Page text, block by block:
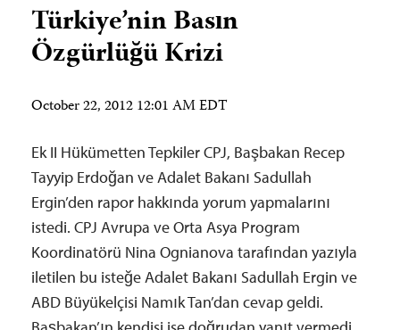
Türkiye’nin Basın
Özgürlüğü Krizi
October 22, 2012 12:01 AM EDT
Ek II Hükümetten Tepkiler CPJ, Başbakan Recep
Tayyip Erdoğan ve Adalet Bakanı Sadullah
Ergin’den rapor hakkında yorum yapmalarını
istedi. CPJ Avrupa ve Orta Asya Program
Koordinatörü Nina Ognianova tarafından yazıyla
iletilen bu isteğe Adalet Bakanı Sadullah Ergin ve
ABD Büyükelçisi Namık Tan’dan cevap geldi.